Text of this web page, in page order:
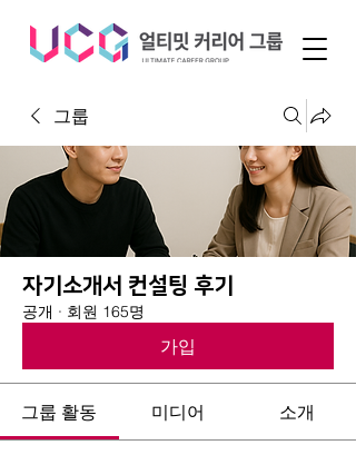
그룹
자기소개서 컨설팅 후기
공개 · 회원 165명
가입
그룹 활동 미디어 소개